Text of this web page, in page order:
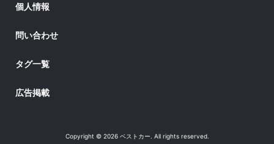
個人情報
問い合わせ
タグ一覧
広告掲載
Copyright © 2026 ベストカー. All rights reserved.